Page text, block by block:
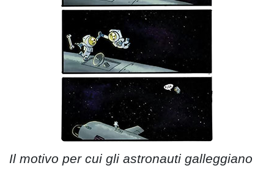
Il motivo per cui gli astronauti galleggiano